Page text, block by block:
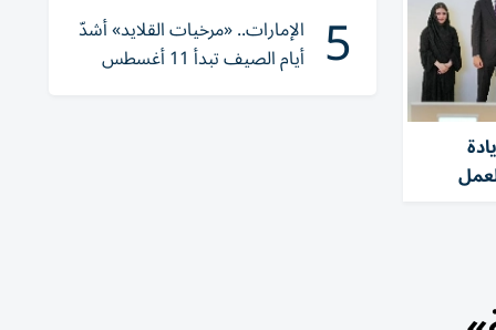
5 الإمارات.. «مرخيات القلايد» أشدّ
أيام الصيف تبدأ 11 أغسطس